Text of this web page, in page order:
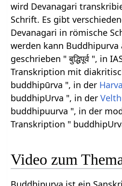
wird Devanagari
Schrift. Es gibt
Devanagari in römische
werden kann Buddhipurva
geschrieben " बुद्धिपूर्व ", in
Transkription mit
buddhipūrva ", in der
buddhipUrva ", in der
buddhipuurva ", in der
Transkription "
Video zum